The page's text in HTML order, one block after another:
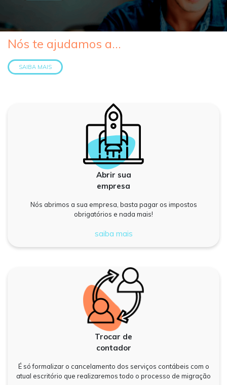
Nós te ajudamos a...
SAIBA MAIS
Abrir sua
empresa
Nós abrimos a sua empresa, basta pagar os impostos
obrigatórios e nada mais!
saiba mais
Trocar de
contador
É só formalizar o cancelamento dos serviços contábeis com o
atual escritório que realizaremos todo o processo de migração